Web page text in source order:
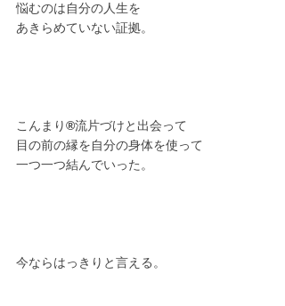
悩むのは自分の人生を
あきらめていない証拠。
こんまり®︎流片づけと出会って
目の前の縁を自分の身体を使って
一つ一つ結んでいった。
今ならはっきりと言える。